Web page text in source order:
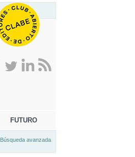
FUTURO
Búsqueda avanzada